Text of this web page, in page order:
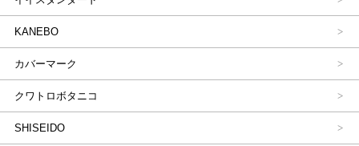
KANEBO
カバーマーク
クワトロボタニコ
SHISEIDO